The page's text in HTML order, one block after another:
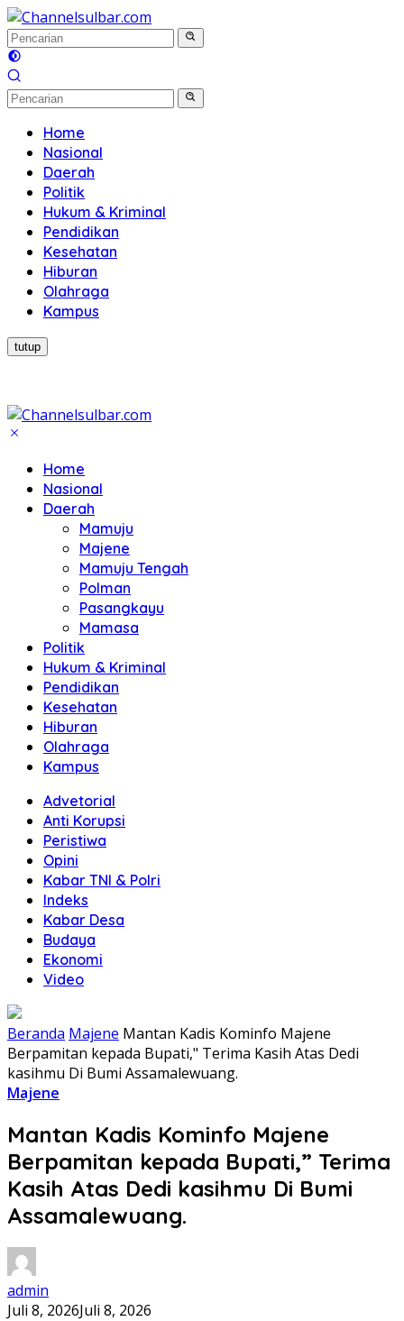
Langsung
ke
konten
Home
Nasional
Daerah
Politik
Hukum & Kriminal
Pendidikan
Kesehatan
Hiburan
Olahraga
Kampus
tutup
Home
Nasional
Daerah
Mamuju
Majene
Mamuju Tengah
Polman
Pasangkayu
Mamasa
Politik
Hukum & Kriminal
Pendidikan
Kesehatan
Hiburan
Olahraga
Kampus
Advetorial
Anti Korupsi
Peristiwa
Opini
Kabar TNI & Polri
Indeks
Kabar Desa
Budaya
Ekonomi
Video
Beranda Majene Mantan Kadis Kominfo Majene
Berpamitan kepada Bupati," Terima Kasih Atas Dedi
kasihmu Di Bumi Assamalewuang.
Majene
Mantan Kadis Kominfo Majene
Berpamitan kepada Bupati,” Terima
Kasih Atas Dedi kasihmu Di Bumi
Assamalewuang.
admin
Juli 8, 2026Juli 8, 2026